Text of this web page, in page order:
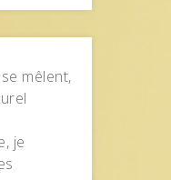
mêlent,
je